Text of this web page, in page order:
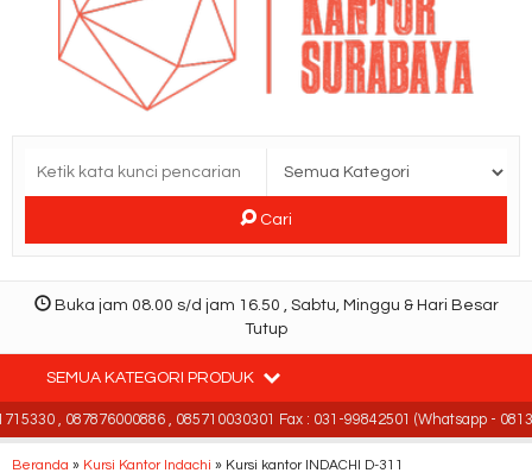
Cari
Buka jam 08.00 s/d jam 16.50 , Sabtu, Minggu & Hari Besar
Tutup
SEMUA KATEGORI PRODUK
, 087876000886 , 085710030301 Fax : 031-99842501 (Whatsapp -
Beranda » Kursi Kantor Indachi » Kursi kantor INDACHI D-311